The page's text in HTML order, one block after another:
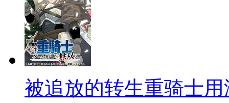
被追放的转生重骑士